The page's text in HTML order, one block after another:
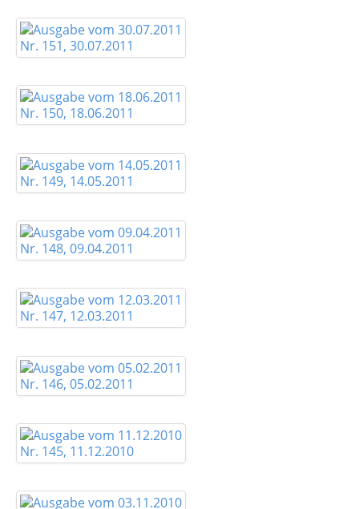
Nr. 151, 30.07.2011
Nr. 150, 18.06.2011
Nr. 149, 14.05.2011
Nr. 148, 09.04.2011
Nr. 147, 12.03.2011
Nr. 146, 05.02.2011
Nr. 145, 11.12.2010